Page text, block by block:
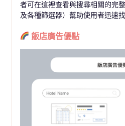
者可在這裡查看與搜尋相關的完
及各種篩選器）幫助使用者迅速
飯店廣告優點